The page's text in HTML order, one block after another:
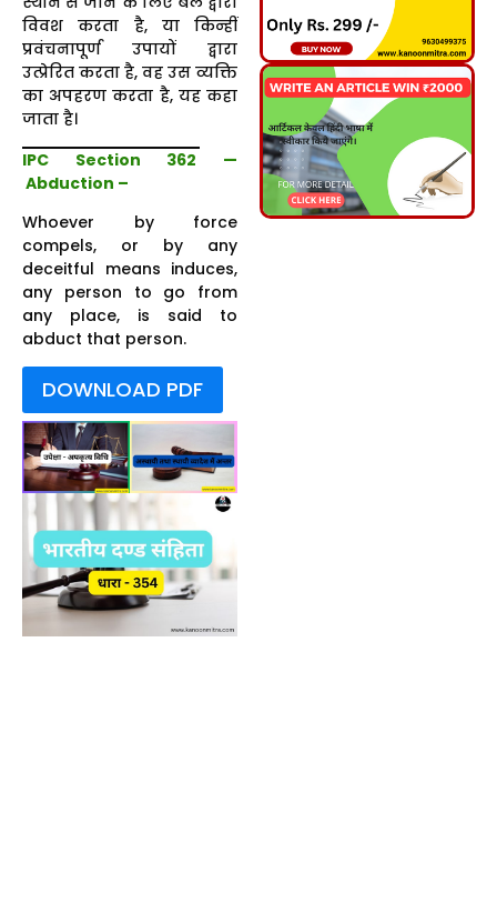
विवश करता है, या किन्हीं
प्रवंचनापूर्ण उपायों द्वारा
उत्प्रेरित करता है, वह उस व्यक्ति
का अपहरण करता है, यह कहा
जाता है।
IPC Section 362 —
Abduction –
Whoever by force
compels, or by any
deceitful means induces,
any person to go from
any place, is said to
abduct that person.
DOWNLOAD PDF